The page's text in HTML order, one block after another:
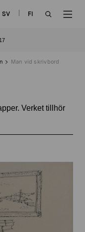
SV
FI
Man vid skrivbord
Verket tillhör